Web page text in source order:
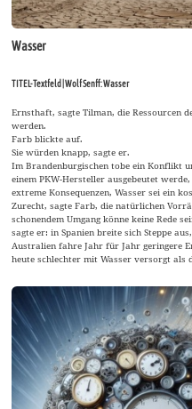
Wasser
TITEL-Textfeld | Wolf Senff: Wasser
Ernsthaft, sagte Tilman, die Ressourcen
werden.
Farb blickte auf.
Sie würden knapp, sagte er.
Im Brandenburgischen tobe ein Konflikt
einem PKW-Hersteller ausgebeutet
extreme Konsequenzen, Wasser sei ein
Zurecht, sagte Farb, die natürlichen
schonendem Umgang könne keine Rede
sagte er: in Spanien breite sich Steppe
Australien fahre Jahr für Jahr geringere
heute schlechter mit Wasser versorgt als